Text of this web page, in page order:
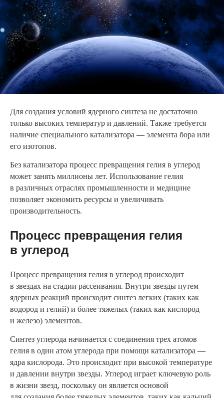
Для создания условий ядерного синтеза не достаточно
только высоких температур и давлений. Также требуется
наличие специального катализатора — элемента бора или
его изотопов.
Без катализатора процесс превращения гелия в углерод
может занять миллионы лет. Использование гелия
в различных отраслях промышленности и медицине
позволяет экономить ресурсы и увеличивать
производительность.
Процесс превращения гелия
в углерод
Процесс превращения гелия в углерод происходит
в звездах на стадии рассеивания. Внутри звезды путем
ядерных реакций происходит синтез легких (таких как
водород и гелий) и более тяжелых (таких как кислород
и железо) элементов.
Синтез углерода начинается с соединения трех атомов
гелия в один атом углерода при помощи катализатора —
ядра кислорода. Это происходит при высокой температуре
и давлении внутри звезды. Углерод играет ключевую роль
в жизни звезд, поскольку он является основой